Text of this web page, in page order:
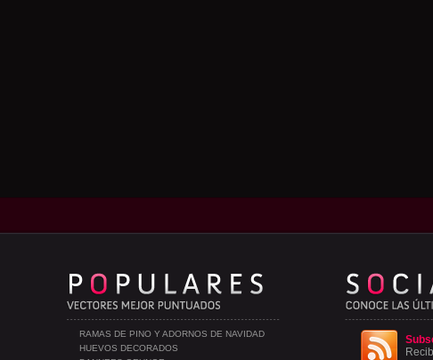
RAMAS DE PINO Y ADORNOS DE NAVIDAD
HUEVOS DECORADOS